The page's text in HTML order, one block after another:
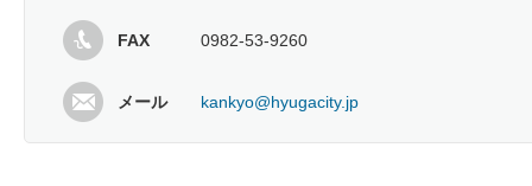
FAX 0982-53-9260
メール kankyo@hyugacity.jp